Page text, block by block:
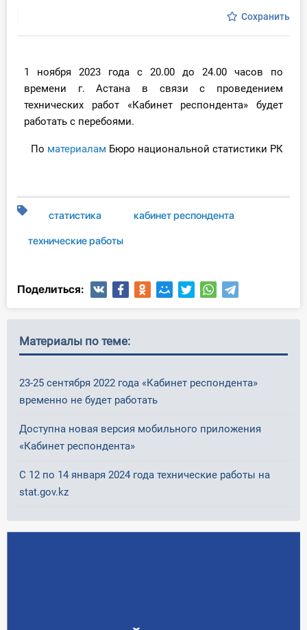
Вебинары
Справочник бухгалтера
Участник ВЭД
Кадры. Труд. Зарплата.
Учет по отраслям
О Системе
Обучение
Тестирование для
Сохранить
1 ноября 2023 года
c 20.00 до 24.00 часов по
времени г. Астана в связи с проведением
технических работ «Кабинет респондента» будет
работать с перебоями.
По материалам Бюро национальной статистики РК
статистика кабинет респондента
технические работы
Поделиться:
Материалы по теме:
23-25 сентября 2022 года «Кабинет респондента»
временно не будет работать
Доступна новая версия мобильного приложения
«Кабинет респондента»
С 12 по 14 января 2024 года технические работы на
stat.gov.kz